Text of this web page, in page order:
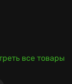
все товары